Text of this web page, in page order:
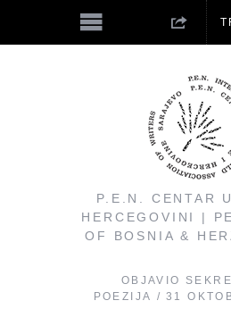
P.E.N. CENTAR
HERCEGOVINI |
OF BOSNIA &
OBJAVIO
POEZIJA
31